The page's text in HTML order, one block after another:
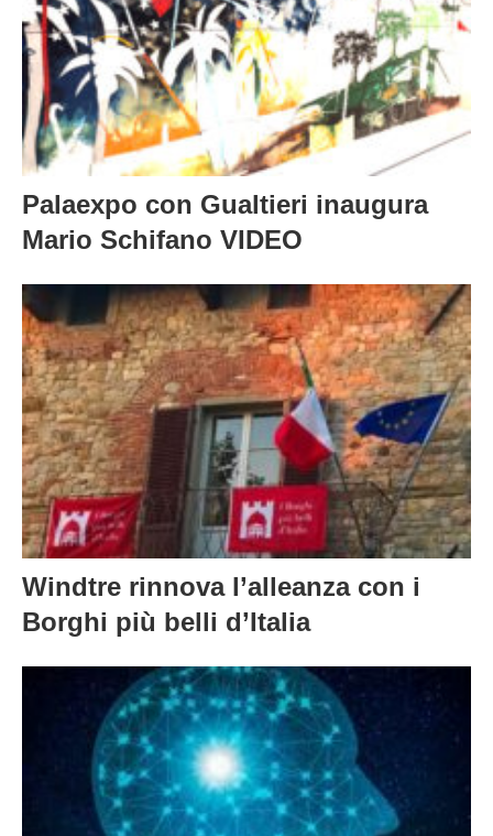
Palaexpo con Gualtieri inaugura
Mario Schifano VIDEO
Windtre rinnova l’alleanza con i
Borghi più belli d’Italia